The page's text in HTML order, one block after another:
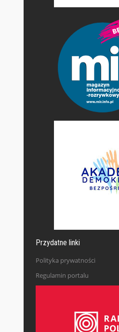
Przydatne linki
Polityka prywatności
Regulamin portalu